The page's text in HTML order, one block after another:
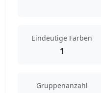
Eindeutige Farben
1
Gruppenanzahl